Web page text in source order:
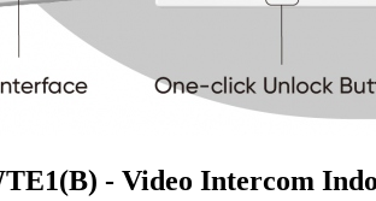
- Video Intercom